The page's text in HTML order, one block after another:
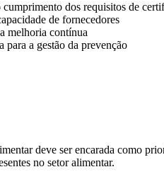
cumprimento dos requisitos de
de fornecedores
melhoria contínua
para a gestão da prevenção
deve ser encarada como
no setor alimentar.